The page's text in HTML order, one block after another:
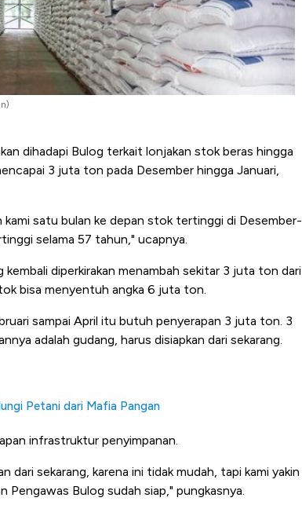
dihadapi Bulog terkait lonjakan stok beras hingga
3 juta ton pada Desember hingga Januari,
kami satu bulan ke depan stok tertinggi di Desember-
selama 57 tahun," ucapnya.
diperkirakan menambah sekitar 3 juta ton dari
bisa menyentuh angka 6 juta ton.
sampai April itu butuh penyerapan 3 juta ton. 3
adalah gudang, harus disiapkan dari sekarang.
Petani dari Mafia Pangan
infrastruktur penyimpanan.
dari sekarang, karena ini tidak mudah, tapi kami yakin
Pengawas Bulog sudah siap," pungkasnya.